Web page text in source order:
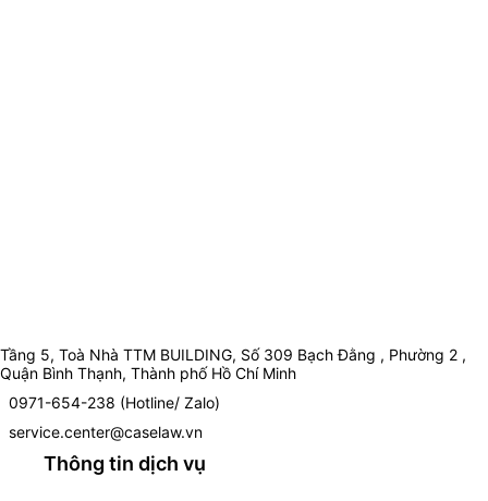
Tầng 5, Toà Nhà TTM BUILDING, Số 309 Bạch Đằng , Phường 2 ,
Quận Bình Thạnh, Thành phố Hồ Chí Minh
0971-654-238 (Hotline/ Zalo)
service.center@caselaw.vn
Thông tin dịch vụ